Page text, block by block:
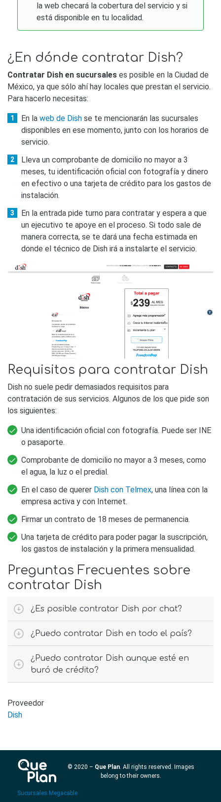
la web checará la cobertura del servicio y si
está disponible en tu localidad.
¿En dónde contratar Dish?
Contratar Dish en sucursales es posible en la Ciudad de
México, ya que sólo ahí hay locales que prestan el servicio.
Para hacerlo necesitas:
En la web de Dish se te mencionarán las sucursales
disponibles en ese momento, junto con los horarios de
servicio.
Lleva un comprobante de domicilio no mayor a 3
meses, tu identificación oficial con fotografía y dinero
en efectivo o una tarjeta de crédito para los gastos de
instalación.
En la entrada pide turno para contratar y espera a que
un ejecutivo te apoye en el proceso. Si todo sale de
manera correcta, se te dará una fecha estimada en
donde el técnico de Dish irá a instalarte el servicio.
Requisitos para contratar Dish
Dish no suele pedir demasiados requisitos para
contratación de sus servicios. Algunos de los que pide son
los siguientes:
Una identificación oficial con fotografía. Puede ser INE
o pasaporte.
Comprobante de domicilio no mayor a 3 meses, como
el agua, la luz o el predial.
En el caso de querer Dish con Telmex, una línea con la
empresa activa y con Internet.
Firmar un contrato de 18 meses de permanencia.
Una tarjeta de crédito para poder pagar la suscripción,
los gastos de instalación y la primera mensualidad.
Preguntas Frecuentes sobre
contratar Dish
¿Es posible contratar Dish por chat?
¿Puedo contratar Dish en todo el país?
¿Puedo contratar Dish aunque esté en
buró de crédito?
Proveedor
Dish
© 2020 – Que Plan. All rights reserved. Images
belong to their owners.
Sucursales Megacable